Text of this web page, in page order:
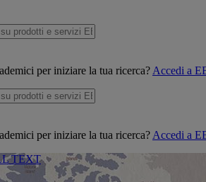
per iniziare la tua ricerca? Accedi a
per iniziare la tua ricerca? Accedi a
TEXT